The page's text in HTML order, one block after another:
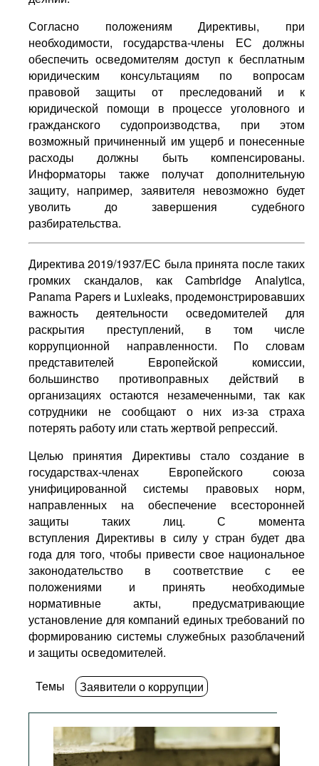
Согласно положениям Директивы, при
необходимости, государства-члены ЕС должны
обеспечить осведомителям доступ к бесплатным
юридическим консультациям по вопросам
правовой защиты от преследований и к
юридической помощи в процессе уголовного и
гражданского судопроизводства, при этом
возможный причиненный им ущерб и понесенные
расходы должны быть компенсированы.
Информаторы также получат дополнительную
защиту, например, заявителя невозможно будет
уволить до завершения судебного
разбирательства.
Директива 2019/1937/ЕС была принята после таких
громких скандалов, как Cambridge Analytica,
Panama Papers и Luxleaks, продемонстрировавших
важность деятельности осведомителей для
раскрытия преступлений, в том числе
коррупционной направленности. По словам
представителей Европейской комиссии,
большинство противоправных действий в
организациях остаются незамеченными, так как
сотрудники не сообщают о них из-за страха
потерять работу или стать жертвой репрессий.
Целью принятия Директивы стало создание в
государствах-членах Европейского союза
унифицированной системы правовых норм,
направленных на обеспечение всесторонней
защиты таких лиц. С момента
вступления Директивы в силу у стран будет два
года для того, чтобы привести свое национальное
законодательство в соответствие с ее
положениями и принять необходимые
нормативные акты, предусматривающие
установление для компаний единых требований по
формированию системы служебных разоблачений
и защиты осведомителей.
Темы Заявители о коррупции